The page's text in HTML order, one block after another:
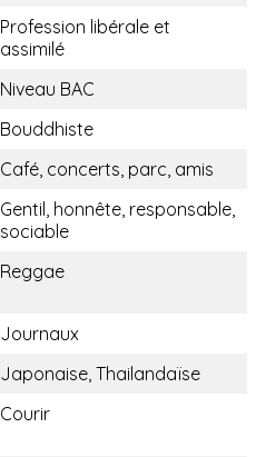
Profession libérale et
assimilé
Niveau BAC
Bouddhiste
Café, concerts, parc, amis
Gentil, honnête, responsable,
sociable
Reggae
Journaux
Japonaise, Thailandaïse
Courir